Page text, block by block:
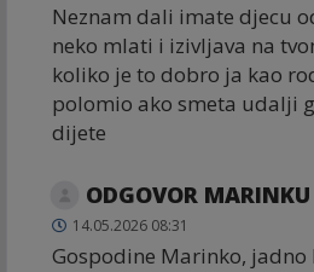
Neznam dali imate djecu
neko mlati i izivljava na
koliko je to dobro ja kao
polomio ako smeta udalji
dijete
ODGOVOR MARINKU
14.05.2026 08:31
Gospodine Marinko, jadno